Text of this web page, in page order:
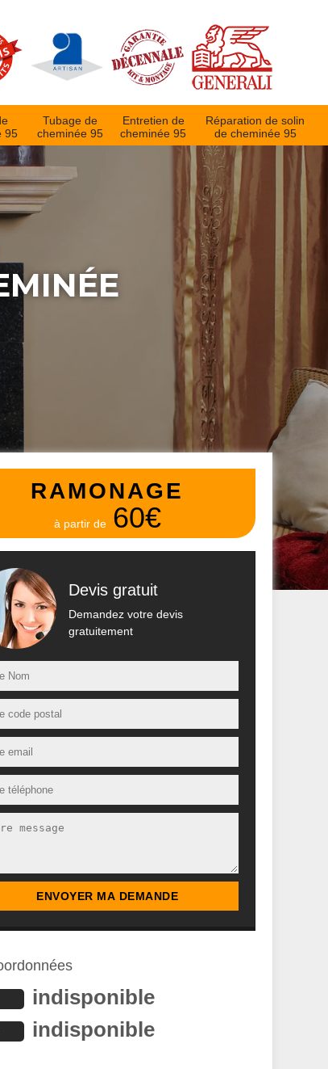
95
Tubage de
cheminée 95
Entretien de
cheminée 95
Réparation de solin
de cheminée 95
RAMONAGE
à partir de 60€
Devis gratuit
Demandez votre devis
gratuitement
indisponible
indisponible